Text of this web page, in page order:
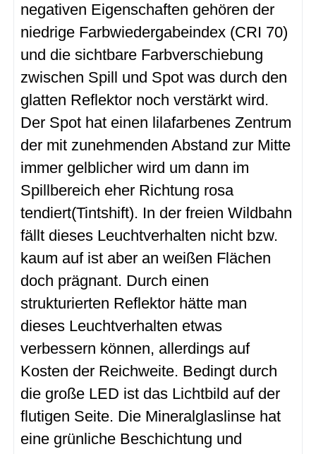
negativen Eigenschaften gehören der
niedrige Farbwiedergabeindex (CRI 70)
und die sichtbare Farbverschiebung
zwischen Spill und Spot was durch den
glatten Reflektor noch verstärkt wird.
Der Spot hat einen lilafarbenes Zentrum
der mit zunehmenden Abstand zur Mitte
immer gelblicher wird um dann im
Spillbereich eher Richtung rosa
tendiert(Tintshift). In der freien Wildbahn
fällt dieses Leuchtverhalten nicht bzw.
kaum auf ist aber an weißen Flächen
doch prägnant. Durch einen
strukturierten Reflektor hätte man
dieses Leuchtverhalten etwas
verbessern können, allerdings auf
Kosten der Reichweite. Bedingt durch
die große LED ist das Lichtbild auf der
flutigen Seite. Die Mineralglaslinse hat
eine grünliche Beschichtung und